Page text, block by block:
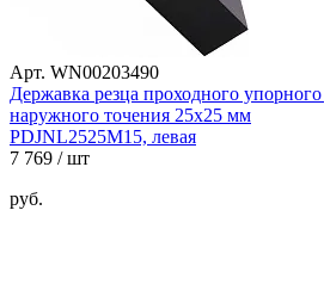
Арт. WN00203490
Державка резца проходного
наружного точения 25х25 мм
PDJNL2525M15, левая
7 769 / шт
руб.